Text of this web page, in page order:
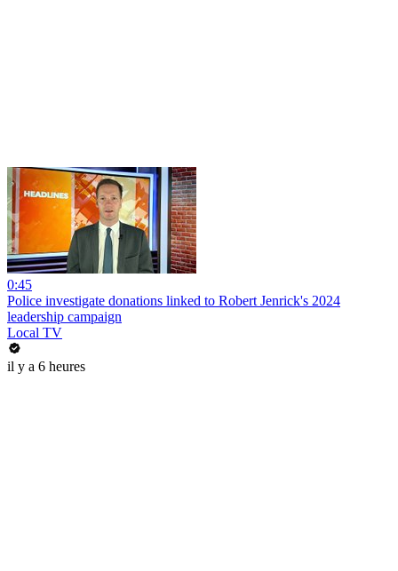
0:45
Police investigate donations linked to Robert Jenrick's 2024
leadership campaign
Local TV
il y a 6 heures